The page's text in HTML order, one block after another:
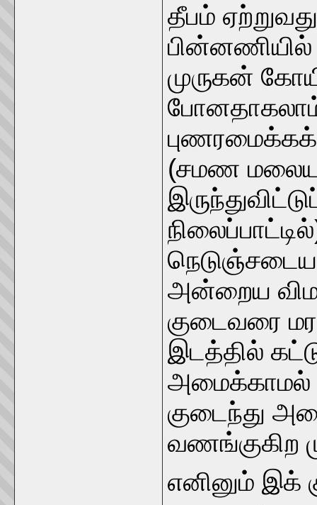
தீபம்
பின்னணியில்
முருகன்
(சமண
அன்றைய
குடைவரை
இடத்தில்
அமைக்காமல்
குடைந்து
வணங்குகிற
எனினும் இக்